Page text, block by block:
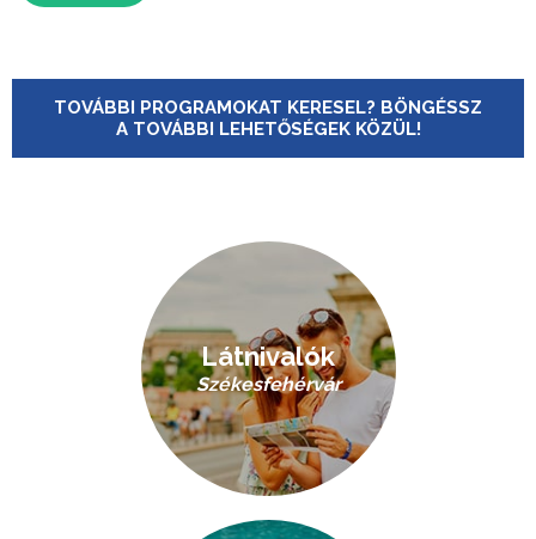
TOVÁBBI PROGRAMOKAT KERESEL? BÖNGÉSSZ
A TOVÁBBI LEHETŐSÉGEK KÖZÜL!
Látnivalók
Székesfehérvár